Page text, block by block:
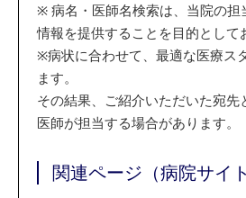
※ 病名・医師名検索は、当院の担
情報を提供することを目的として
※病状に合わせて、最適な医療ス
ます。
その結果、ご紹介いただいた宛先
医師が担当する場合があります。
関連ページ（病院サイト